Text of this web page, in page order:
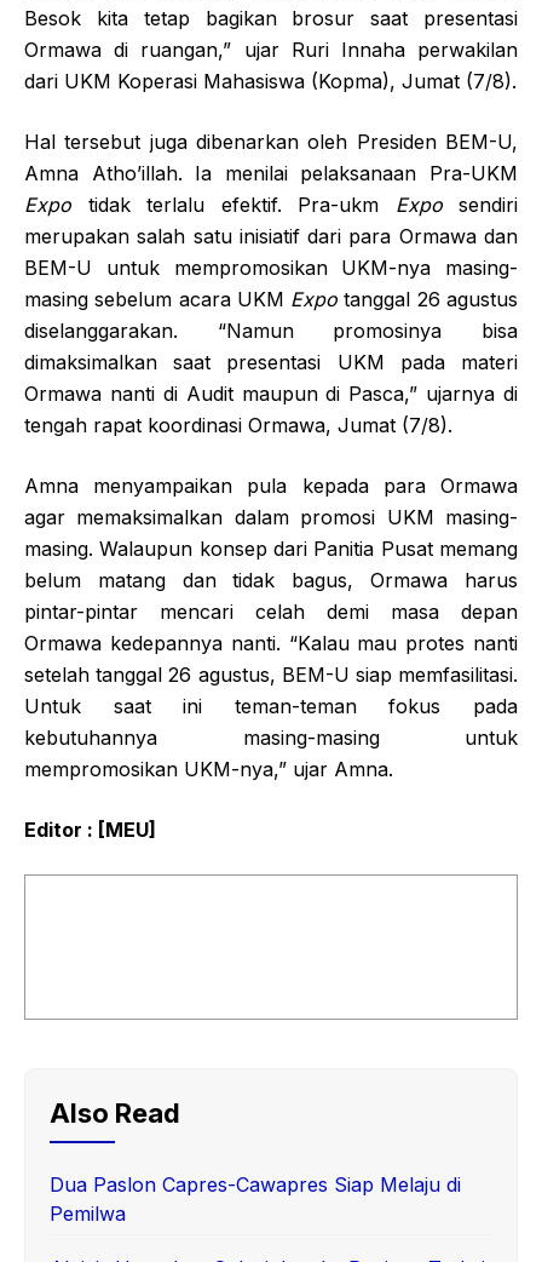
Besok kita tetap bagikan brosur saat presentasi
Ormawa di ruangan,” ujar Ruri Innaha perwakilan
dari UKM Koperasi Mahasiswa (Kopma), Jumat (7/8).
Hal tersebut juga dibenarkan oleh Presiden BEM-U,
Amna Atho’illah. Ia menilai pelaksanaan Pra-UKM
Expo tidak terlalu efektif. Pra-ukm Expo sendiri
merupakan salah satu inisiatif dari para Ormawa dan
BEM-U untuk mempromosikan UKM-nya masing-
masing sebelum acara UKM Expo tanggal 26 agustus
diselanggarakan. “Namun promosinya bisa
dimaksimalkan saat presentasi UKM pada materi
Ormawa nanti di Audit maupun di Pasca,” ujarnya di
tengah rapat koordinasi Ormawa, Jumat (7/8).
Amna menyampaikan pula kepada para Ormawa
agar memaksimalkan dalam promosi UKM masing-
masing. Walaupun konsep dari Panitia Pusat memang
belum matang dan tidak bagus, Ormawa harus
pintar-pintar mencari celah demi masa depan
Ormawa kedepannya nanti. “Kalau mau protes nanti
setelah tanggal 26 agustus, BEM-U siap memfasilitasi.
Untuk saat ini teman-teman fokus pada
kebutuhannya masing-masing untuk
mempromosikan UKM-nya,” ujar Amna.
Editor : [MEU]
Also Read
Dua Paslon Capres-Cawapres Siap Melaju di
Pemilwa